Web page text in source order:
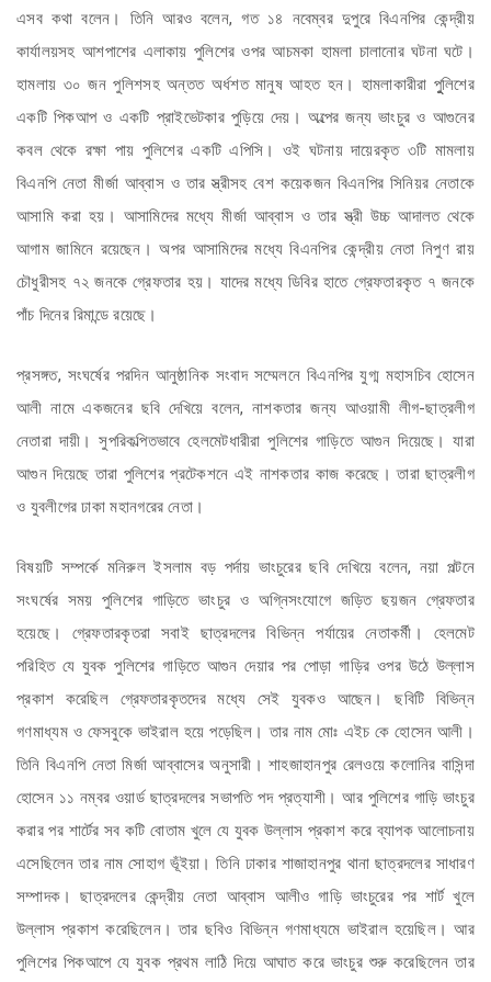
এসব কথা বলেন। তিনি আরও বলেন, গত ১৪ নবেম্বর দুপুরে বিএনপির কেন্দ্রীয়
কার্যালয়সহ আশপাশের এলাকায় পুলিশের ওপর আচমকা হামলা চালানোর ঘটনা ঘটে।
হামলায় ৩০ জন পুলিশসহ অন্তত অর্ধশত মানুষ আহত হন। হামলাকারীরা পুুলিশের
একটি পিকআপ ও একটি প্রাইভেটকার পুড়িয়ে দেয়। অল্পের জন্য ভাংচুর ও আগুনের
কবল থেকে রক্ষা পায় পুলিশের একটি এপিসি। ওই ঘটনায় দায়েরকৃত ৩টি মামলায়
বিএনপি নেতা মীর্জা আব্বাস ও তার স্ত্রীসহ বেশ কয়েকজন বিএনপির সিনিয়র নেতাকে
আসামি করা হয়। আসামিদের মধ্যে মীর্জা আব্বাস ও তার স্ত্রী উচ্চ আদালত থেকে
আগাম জামিনে রয়েছেন। অপর আসামিদের মধ্যে বিএনপির কেন্দ্রীয় নেতা নিপুণ রায়
চৌধুরীসহ ৭২ জনকে গ্রেফতার হয়। যাদের মধ্যে ডিবির হাতে গ্রেফতারকৃত ৭ জনকে
পাঁচ দিনের রিমান্ডে রয়েছে।
প্রসঙ্গত, সংঘর্ষের পরদিন আনুষ্ঠানিক সংবাদ সম্মেলনে বিএনপির যুগ্ম মহাসচিব হোসেন
আলী নামে একজনের ছবি দেখিয়ে বলেন, নাশকতার জন্য আওয়ামী লীগ-ছাত্রলীগ
নেতারা দায়ী। সুপরিকল্পিতভাবে হেলমেটধারীরা পুলিশের গাড়িতে আগুন দিয়েছে। যারা
আগুন দিয়েছে তারা পুলিশের প্রটেকশনে এই নাশকতার কাজ করেছে। তারা ছাত্রলীগ
ও যুবলীগের ঢাকা মহানগরের নেতা।
বিষয়টি সম্পর্কে মনিরুল ইসলাম বড় পর্দায় ভাংচুরের ছবি দেখিয়ে বলেন, নয়া পল্টনে
সংঘর্ষের সময় পুলিশের গাড়িতে ভাংচুর ও অগ্নিসংযোগে জড়িত ছয়জন গ্রেফতার
হয়েছে। গ্রেফতারকৃতরা সবাই ছাত্রদলের বিভিন্ন পর্যায়ের নেতাকর্মী। হেলমেট
পরিহিত যে যুবক পুলিশের গাড়িতে আগুন দেয়ার পর পোড়া গাড়ির ওপর উঠে উল্লাস
প্রকাশ করেছিল গ্রেফতারকৃতদের মধ্যে সেই যুবকও আছেন। ছবিটি বিভিন্ন
গণমাধ্যম ও ফেসবুকে ভাইরাল হয়ে পড়েছিল। তার নাম মোঃ এইচ কে হোসেন আলী।
তিনি বিএনপি নেতা মির্জা আব্বাসের অনুসারী। শাহজাহানপুর রেলওয়ে কলোনির বাসিন্দা
হোসেন ১১ নম্বর ওয়ার্ড ছাত্রদলের সভাপতি পদ প্রত্যাশী। আর পুলিশের গাড়ি ভাংচুর
করার পর শার্টের সব কটি বোতাম খুলে যে যুবক উল্লাস প্রকাশ করে ব্যাপক আলোচনায়
এসেছিলেন তার নাম সোহাগ ভূঁইয়া। তিনি ঢাকার শাজাহানপুর থানা ছাত্রদলের সাধারণ
সম্পাদক। ছাত্রদলের কেন্দ্রীয় নেতা আব্বাস আলীও গাড়ি ভাংচুরের পর শার্ট খুলে
উল্লাস প্রকাশ করেছিলেন। তার ছবিও বিভিন্ন গণমাধ্যমে ভাইরাল হয়েছিল। আর
পুলিশের পিকআপে যে যুবক প্রথম লাঠি দিয়ে আঘাত করে ভাংচুর শুরু করেছিলেন তার